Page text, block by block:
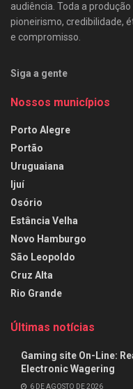
audiência. Toda a
pioneirismo, credibilidade,
e compromisso.
Siga a gente
Nossos municípios
Porto Alegre
Portão
Uruguaiana
Ijuí
Osório
Estância Velha
Novo Hamburgo
São Leopoldo
Cruz Alta
Rio Grande
Últimas notícias
Gaming site On-Line:
Electronic Wagering
6 DE AGOSTO DE 2026